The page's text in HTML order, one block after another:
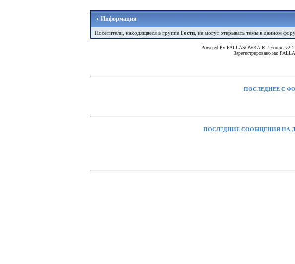
Информация
Посетители, находящиеся в группе Гости , не могут открывать темы в данном
Powered By PALLASOWKA.RU-Forum
Зарегистрировано на:
ПОСЛЕДНЕЕ С
ПОСЛЕДНИЕ СООБЩЕНИЯ НА